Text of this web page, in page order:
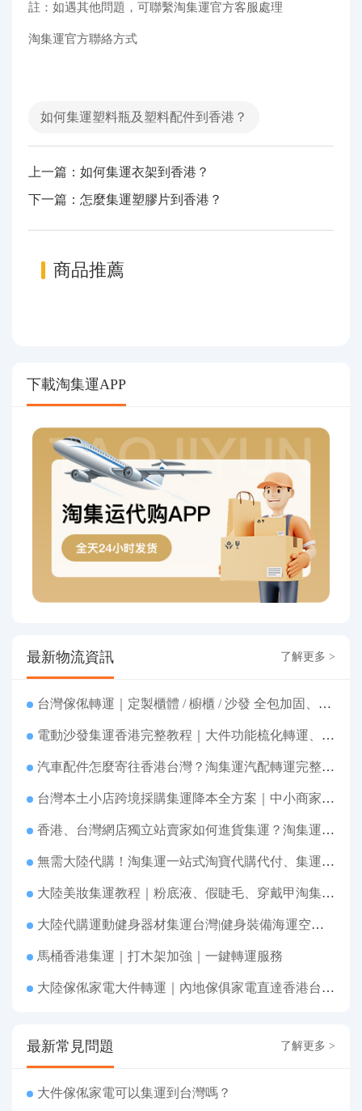
註：如遇其他問題，可聯繫淘集運官方客服處理
淘集運官方聯絡方式
如何集運塑料瓶及塑料配件到香港？
上一篇：如何集運衣架到香港？
下一篇：怎麼集運塑膠片到香港？
商品推薦
下載淘集運APP
最新物流資訊 了解更多 >
台灣傢俬轉運｜定製櫃體 / 櫥櫃 / 沙發 全包加固、清關包税、送貨到府
電動沙發集運香港完整教程｜大件功能梳化轉運、打包清關上門派送
汽車配件怎麼寄往香港台灣？淘集運汽配轉運完整教程
台灣本土小店跨境採購集運降本全方案｜中小商家跨境物流優化攻略
香港、台灣網店獨立站賣家如何進貨集運？淘集運一站式採購轉運方案
無需大陸代購！淘集運一站式淘寶代購代付、集運轉運直達台灣
大陸美妝集運教程｜粉底液、假睫毛、穿戴甲淘集運香港台灣轉運&台灣代購完整指南
大陸代購運動健身器材集運台灣|健身裝備海運空運直送、送貨到府
馬桶香港集運｜打木架加強｜一鍵轉運服務
大陸傢俬家電大件轉運｜內地傢俱家電直達香港台灣送貨上府
最新常見問題 了解更多 >
大件傢俬家電可以集運到台灣嗎？